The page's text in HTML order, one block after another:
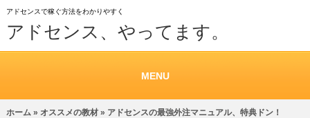
アドセンスで稼ぐ方法をわかりやすく
アドセンス、やってます。
MENU
ホーム» オススメの教材» アドセンスの最強外注マニュアル、特典ドン！